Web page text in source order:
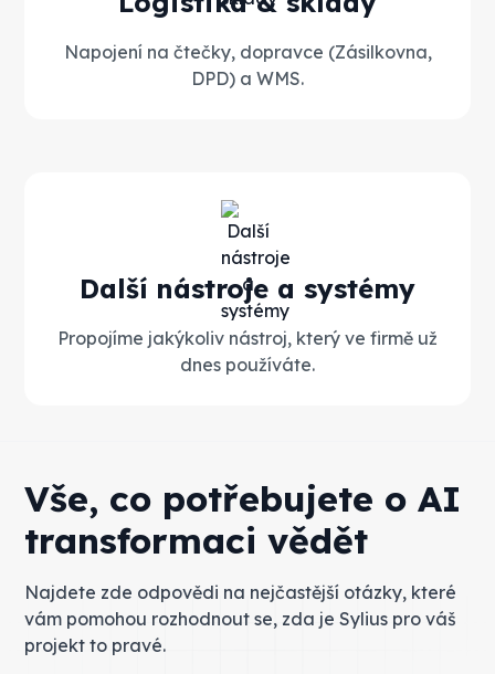
Napojení na čtečky, dopravce (Zásilkovna,
DPD) a WMS.
Další nástroje a systémy
Propojíme jakýkoliv nástroj, který ve firmě už
dnes používáte.
Vše, co potřebujete o AI
transformaci vědět
Najdete zde odpovědi na nejčastější otázky, které
vám pomohou rozhodnout se, zda je Sylius pro váš
projekt to pravé.